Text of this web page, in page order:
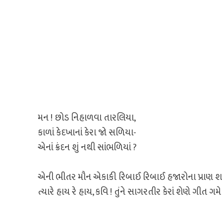
મન ! છોડ નિહાળવા તારલિયા,
કાળાં કેદખાનાં કેરા જો સળિયા-
એનાં ક્રંદન શું નથી સાંભળિયાં ?
એની ભીતર મૌન એકાકી રિબાઈ રિબાઈ હજારોના પ્રાણ
ત્યારે હાય રે હાય, કવિ ! તુંને સાગરતીર કેરાં શેણે ગીત